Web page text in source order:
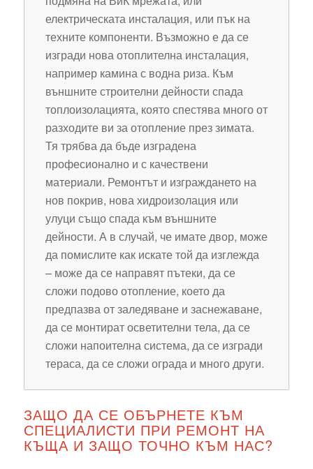
електрическата инсталация, или пък на
техните компоненти. Възможно е да се
изгради нова отоплителна инсталация,
например камина с водна риза. Към
външните строителни дейности спада
топлоизолацията, която спестява много от
разходите ви за отопление през зимата.
Тя трябва да бъде изградена
професионално и с качествени
материали. Ремонтът и изграждането на
нов покрив, нова хидроизолация или
улуци също спада към външните
дейности. А в случай, че имате двор, може
да помислите как искате той да изглежда
– може да се направят пътеки, да се
сложи подово отопление, което да
предпазва от заледяване и заснежаване,
да се монтират осветителни тела, да се
сложи напоителна система, да се изгради
тераса, да се сложи ограда и много други.
ЗАЩО ДА СЕ ОБЪРНЕТЕ КЪМ
СПЕЦИАЛИСТИ ПРИ РЕМОНТ НА
КЪЩА И ЗАЩО ТОЧНО КЪМ НАС?